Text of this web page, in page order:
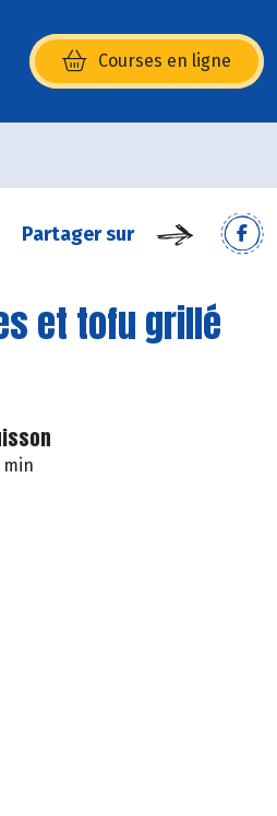
Courses en ligne
(s’ouvre dans une nouvelle
Partager sur
et tofu grillé
min